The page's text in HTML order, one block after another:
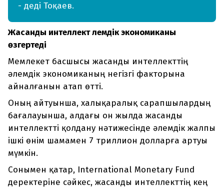
- деді Тоқаев.
Жасанды интеллект әлемдік экономиканы
өзгертеді
Мемлекет басшысы жасанды интеллекттің
әлемдік экономиканың негізгі факторына
айналғанын атап өтті.
Оның айтуынша, халықаралық сарапшылардың
бағалауынша, алдағы он жылда жасанды
интеллектті қолдану нәтижесінде әлемдік жалпы
ішкі өнім шамамен 7 триллион долларға артуы
мүмкін.
Сонымен қатар, International Monetary Fund
деректеріне сәйкес, жасанды интеллекттің кең